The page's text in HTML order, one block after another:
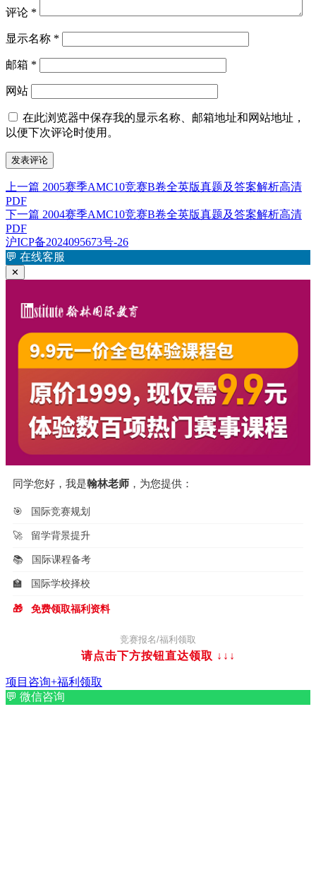
评论 *
显示名称 *
邮箱 *
网站
在此浏览器中保存我的显示名称、邮箱地址和网站地址，
以便下次评论时使用。
文
章
导
航
上一篇 上
文
2005赛季AMC10竞赛B卷全英版真题及答案解析高清
PDF
下一篇 下
文
章：
2004赛季AMC10竞赛B卷全英版真题及答案解析高清
PDF
沪ICP备2024095673号-26
💬 在线客服
✕
同学您好，我是翰林老师 ，为您提供：
🎯 国际竞赛规划
🚀 留学背景提升
📚 国际课程备考
🏫 国际学校择校
🎁 免费领取福利资料
竞赛报名/福利领取
请点击下方按钮直达领取 ↓↓↓
项目咨询+福利领取
💬 微信咨询